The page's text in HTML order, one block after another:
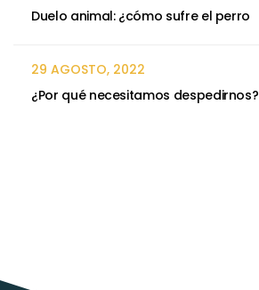
Duelo animal: ¿cómo sufre el perro
29 AGOSTO, 2022
¿Por qué necesitamos despedirnos?